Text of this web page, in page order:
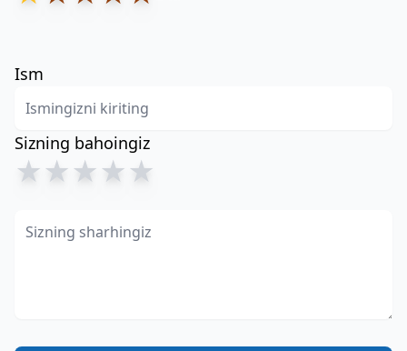
Ism
Sizning bahoingiz
★★★★★